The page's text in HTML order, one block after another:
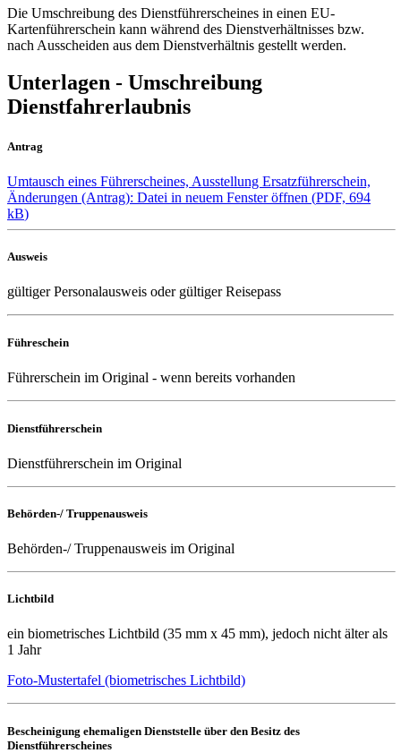
Die Umschreibung des Dienstführerscheines in einen EU-
Kartenführerschein kann während des Dienstverhältnisses bzw.
nach Ausscheiden aus dem Dienstverhältnis gestellt werden.
Unterlagen - Umschreibung
Dienstfahrerlaubnis
Antrag
Umtausch eines Führerscheines, Ausstellung Ersatzführerschein,
Änderungen (Antrag): Datei in neuem Fenster öffnen (PDF, 694
kB)
Ausweis
gültiger Personalausweis oder gültiger Reisepass
Führeschein
Führerschein im Original - wenn bereits vorhanden
Dienstführerschein
Dienstführerschein im Original
Behörden-/ Truppenausweis
Behörden-/ Truppenausweis im Original
Lichtbild
ein biometrisches Lichtbild (35 mm x 45 mm), jedoch nicht älter als
1 Jahr
Foto-Mustertafel (biometrisches Lichtbild)
Bescheinigung ehemaligen Dienststelle über den Besitz des
Dienstführerscheines